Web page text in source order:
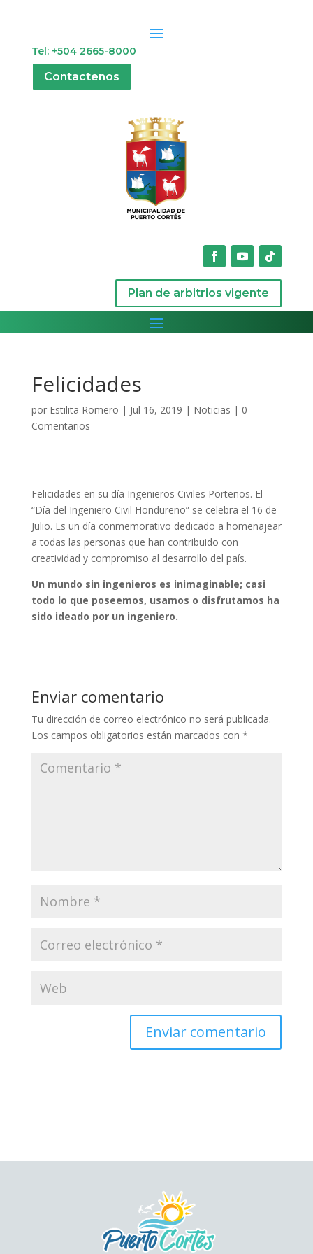
Tel: +504 2665-8000
Contactenos
Plan de arbitrios vigente
Felicidades
por Estilita Romero | Jul 16, 2019 | Noticias | 0
Comentarios
Felicidades en su día Ingenieros Civiles Porteños. El
“Día del Ingeniero Civil Hondureño” se celebra el 16 de
Julio. Es un día conmemorativo dedicado a homenajear
a todas las personas que han contribuido con
creatividad y compromiso al desarrollo del país.
Un mundo sin ingenieros es inimaginable; casi
todo lo que poseemos, usamos o disfrutamos ha
sido ideado por un ingeniero.
Enviar comentario
Tu dirección de correo electrónico no será publicada.
Los campos obligatorios están marcados con *